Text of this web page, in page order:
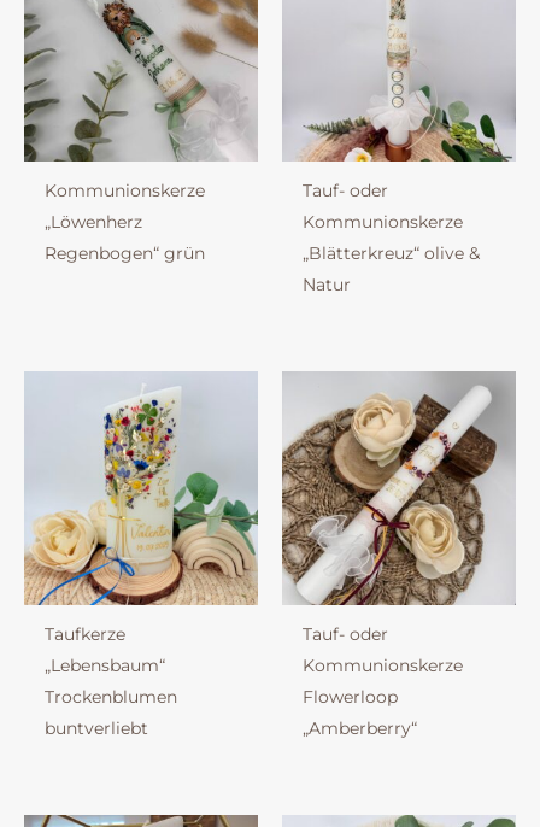
Kommunionskerze
„Löwenherz
Regenbogen“ grün
Tauf- oder
Kommunionskerze
„Blätterkreuz“ olive &
Natur
Taufkerze
„Lebensbaum“
Trockenblumen
buntverliebt
Tauf- oder
Kommunionskerze
Flowerloop
„Amberberry“